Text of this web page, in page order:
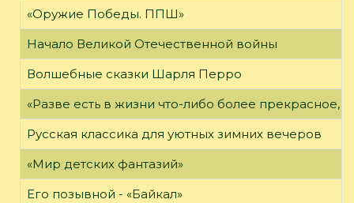
«Оружие Победы. ППШ»
Начало Великой Отечественной войны
Волшебные сказки Шарля Перро
«Разве есть в жизни что-либо более прекрасное,
Русская классика для уютных зимних вечеров
«Мир детских фантазий»
Его позывной - «Байкал»